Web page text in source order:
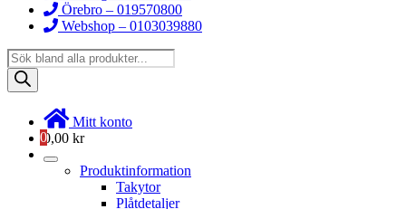
Örebro – 019570800
Webshop – 0103039880
Products
search
Mitt konto
00,00 kr
Produktinformation
Takytor
Plåtdetaljer